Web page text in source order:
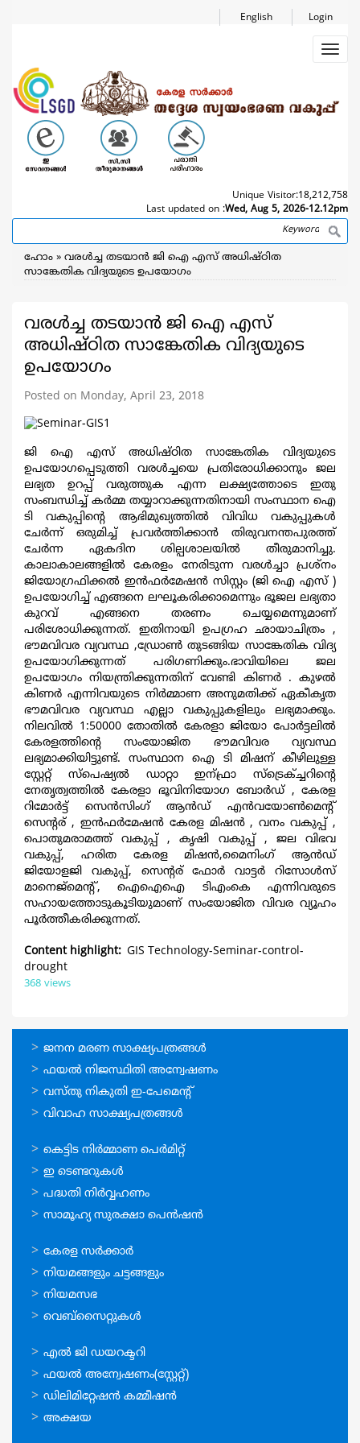
Login
English
Unique Visitor:18,212,758
Last updated on :Wed, Aug 5, 2026-12.12pm
Search
Breadcrumb
ഹോം
വരള്‍ച്ച തടയാന്‍ ജി ഐ എസ് അധിഷ്ഠിത
സാങ്കേതിക വിദ്യയുടെ ഉപയോഗം
വരള്‍ച്ച തടയാന്‍ ജി ഐ എസ്
അധിഷ്ഠിത സാങ്കേതിക വിദ്യയുടെ
ഉപയോഗം
Posted on Monday, April 23, 2018
ജി ഐ എസ് അധിഷ്ഠിത സാങ്കേതിക വിദ്യയുടെ
ഉപയോഗപ്പെടുത്തി വരള്‍ച്ചയെ പ്രതിരോധിക്കാനും ജല
ലഭ്യത ഉറപ്പ് വരുത്തുക എന്ന ലക്ഷ്യത്തോടെ ഇതു
സംബന്ധിച്ച് കര്‍മ്മ തയ്യാറാക്കുന്നതിനായി സംസ്ഥാന ഐ
ടി വകുപ്പിന്റെ ആഭിമുഖ്യത്തില്‍ വിവിധ വകുപ്പുകള്‍
ചേര്‍ന്ന് ഒരുമിച്ച് പ്രവര്‍ത്തിക്കാന്‍ തിരുവനന്തപുരത്ത്
ചേര്‍ന്ന ഏകദിന ശില്പശാലയില്‍ തീരുമാനിച്ചു.
കാലാകാലങ്ങളില്‍ കേരളം നേരിടുന്ന വരള്‍ച്ചാ പ്രശ്നം
ജിയോഗ്രഫിക്കല്‍ ഇന്‍ഫര്‍മേഷന്‍ സിസ്റ്റം (ജി ഐ എസ് )
ഉപയോഗിച്ച് എങ്ങനെ ലഘൂകരിക്കാമെന്നും ഭൂജല ലഭ്യതാ
കുറവ് എങ്ങനെ തരണം ചെയ്യമെന്നുമാണ്
പരിശോധിക്കുന്നത്. ഇതിനായി ഉപഗ്രഹ ഛായാചിത്രം ,
ഭൗമവിവര വ്യവസ്ഥ ,ഡ്രോണ്‍ തുടങ്ങിയ സാങ്കേതിക വിദ്യ
ഉപയോഗിക്കുന്നത് പരിഗണിക്കും.ഭാവിയിലെ ജല
ഉപയോഗം നിയന്ത്രിക്കുന്നതിന് വേണ്ടി കിണര്‍ . കുഴല്‍
കിണര്‍ എന്നിവയുടെ നിര്‍മ്മാണ അനുമതിക്ക് ഏകീകൃത
ഭൗമവിവര വ്യവസ്ഥ എല്ലാ വകുപ്പുകളിലും ലഭ്യമാക്കും.
നിലവില്‍ 1:50000 തോതില്‍ കേരളാ ജിയോ പോര്‍ട്ടലില്‍
കേരളത്തിന്റെ സംയോജിത ഭൗമവിവര വ്യവസ്ഥ
ലഭ്യമാക്കിയിട്ടുണ്ട്. സംസ്ഥാന ഐ ടി മിഷന് കീഴിലുള്ള
സ്റ്റേറ്റ് സ്പെഷ്യല്‍ ഡാറ്റാ ഇന്ഫ്രാ സ്ട്രെക്ച്ചറിന്റെ
നേതൃത്വത്തില്‍ കേരളാ ഭൂവിനിയോഗ ബോര്‍ഡ് , കേരള
റിമോര്‍ട്ട് സെന്‍സിംഗ് ആന്‍ഡ്‌ എന്‍വയോണ്‍മെന്റ്
സെന്റര് , ഇന്‍ഫര്‍മേഷന്‍ കേരള മിഷന്‍ , വനം വകുപ്പ് ,
പൊതുമരാമത്ത് വകുപ്പ് , കൃഷി വകുപ്പ് , ജല വിഭവ
വകുപ്പ്, ഹരിത കേരള മിഷന്‍,മൈനിംഗ് ആന്‍ഡ്‌
ജിയോളജി വകുപ്പ്, സെന്റര് ഫോര്‍ വാട്ടര്‍ റിസോള്‍സ്
മാനെജ്മെന്റ്, ഐഐഐ ടിഎംകെ എന്നിവരുടെ
സഹായത്തോടുകൂടിയുമാണ്‌ സംയോജിത വിവര വ്യൂഹം
പൂര്‍ത്തീകരിക്കുന്നത്.
Content highlight
GIS Technology-Seminar-control-
drought
368 views
ഓണ്‍ലൈന്‍
സേവനങ്ങള്‍
ജനന മരണ സാക്ഷ്യപത്രങ്ങള്‍
ഫയല്‍ നിജസ്ഥിതി അന്വേഷണം
വസ്തു നികുതി ഇ-പേമെന്റ്
വിവാഹ സാക്ഷ്യപത്രങ്ങള്‍
ഓണ്‍ലൈന്‍
സേവനങ്ങള്‍
കെട്ടിട നിര്‍മ്മാണ പെര്‍മിറ്റ്‌
ഇ ടെണ്ടറുകള്‍
പദ്ധതി നിര്‍വ്വഹണം
സാമൂഹ്യ സുരക്ഷാ പെന്‍ഷന്‍
ഉപയോഗപ്രദമായ
കണ്ണികള്‍
കേരള സര്‍ക്കാര്‍
നിയമങ്ങളും ചട്ടങ്ങളും
നിയമസഭ
വെബ്സൈറ്റുകള്‍
ഉപയോഗപ്രദമായ
കണ്ണികള്‍
എല്‍ ജി ഡയറക്ടറി
ഫയല്‍ അന്വേഷണം(സ്റ്റേറ്റ്)
ഡിലിമിറ്റേഷന്‍ കമ്മീഷന്‍
അക്ഷയ